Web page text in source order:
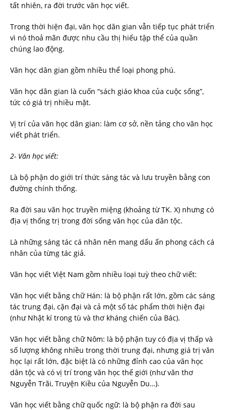
tất nhiên, ra đời trước văn học viết.
Trong thời hiện đại, văn học dân gian vẫn tiếp tục phát triển
vì nó thoả mãn được nhu cầu thị hiếu tập thể của quần
chúng lao động.
Văn học dân gian gồm nhiều thể loại phong phú.
Văn học dân gian là cuốn “sách giáo khoa của cuộc sống”,
tức có giá trị nhiều mặt.
Vị trí của văn học dân gian: làm cơ sở, nền tảng cho văn học
viết phát triển.
2- Văn học viết:
Là bộ phận do giới trí thức sáng tác và lưu truyền bằng con
đường chính thống.
Ra đời sau văn học truyền miệng (khoảng từ TK. X) nhưng có
địa vị thống trị trong đời sống văn học của dân tộc.
Là những sáng tác cá nhân nên mang dấu ấn phong cách cá
nhân của từng tác giả.
Văn học viết Việt Nam gồm nhiều loại tuỳ theo chữ viết:
Văn học viết bằng chữ Hán: là bộ phận rất lớn, gồm các sáng
tác trung đại, cận đại và cả một số tác phẩm thời hiện đại
(như Nhật kí trong tù và thơ kháng chiến của Bác).
Văn học viết bằng chữ Nôm: là bộ phận tuy có địa vị thấp và
số lượng không nhiều trong thời trung đại, nhưng giá trị văn
học lại rất lớn, đặc biệt là có những đỉnh cao của văn học
dân tộc và có vị trí trong văn học thế giới (như văn thơ
Nguyễn Trãi, Truyện Kiều của Nguyễn Du…).
Văn học viết bằng chữ quốc ngữ: là bộ phận ra đời sau